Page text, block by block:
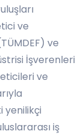
ve
ve
İşverenleri
ve
yenilikçi
iş